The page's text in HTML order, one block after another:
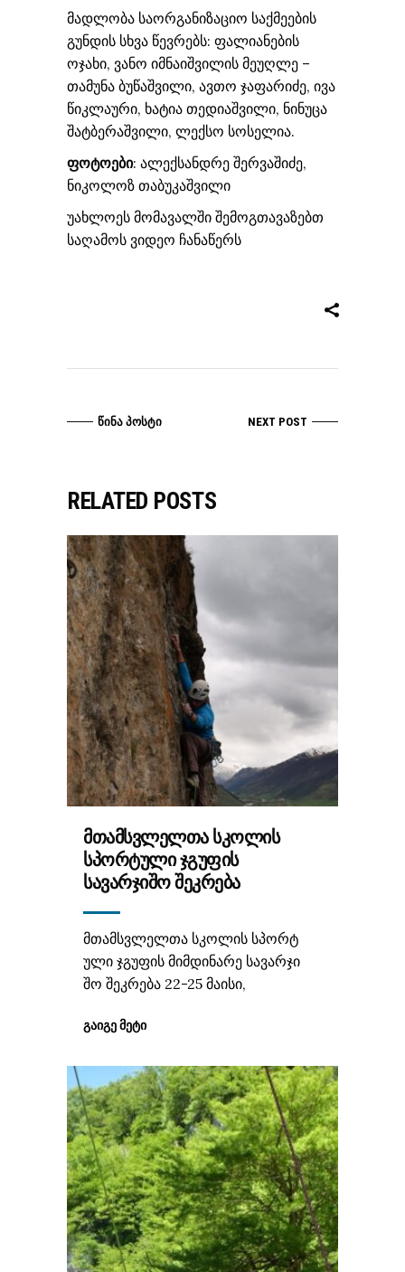
მადლობა საორგანიზაციო საქმეების
გუნდის სხვა წევრებს: ფალიანების
ოჯახი, ვანო იმნაიშვილის მეუღლე –
თამუნა ბუწაშვილი, ავთო ჯაფარიძე, ივა
წიკლაური, ხატია თედიაშვილი, ნინუცა
შატბერაშვილი, ლექსო სოსელია.
ფოტოები: ალექსანდრე შერვაშიძე,
ნიკოლოზ თაბუკაშვილი
უახლოეს მომავალში შემოგთავაზებთ
საღამოს ვიდეო ჩანაწერს
ᲬᲘᲜᲐ ᲞᲝᲡᲢᲘ NEXT POST
RELATED POSTS
ᲛᲗᲐᲛᲡᲕᲚᲔᲚᲗᲐ ᲡᲙᲝᲚᲘᲡ
ᲡᲞᲝᲠᲢᲣᲚᲘ ᲯᲒᲣᲤᲘᲡ
ᲡᲐᲕᲐᲠᲯᲘᲨᲝ ᲨᲔᲙᲠᲔᲑᲐ
მთამსვლელთა სკოლის სპორტ
ული ჯგუფის მიმდინარე სავარჯი
შო შეკრება 22-25 მაისი,
ᲒᲐᲘᲒᲔ ᲛᲔᲢᲘ